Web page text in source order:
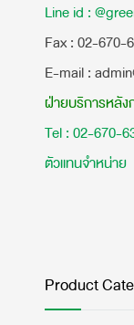
Line id :
​Fax : 02-670-
E-mail :
ฝ่ายบริการหลัง
Tel : 02-670-
ตัวแทนจำหน่าย
Product